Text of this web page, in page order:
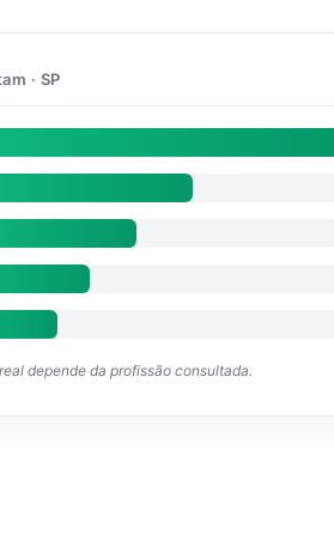
· SP
depende da profissão consultada.